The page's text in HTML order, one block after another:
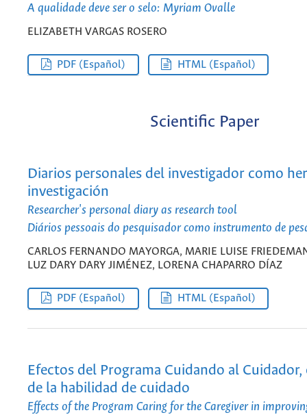
A qualidade deve ser o selo: Myriam Ovalle
ELIZABETH VARGAS ROSERO
PDF (Español) HTML (Español)
Scientific Paper
Diarios personales del investigador como
investigación
Researcher's personal diary as research tool
Diários pessoais do pesquisador como instrumento de
CARLOS FERNANDO MAYORGA, MARIE LUISE
LUZ DARY DARY JIMÉNEZ, LORENA CHAPARRO DÍAZ
PDF (Español) HTML (Español)
Efectos del Programa Cuidando al Cuidador,
de la habilidad de cuidado
Effects of the Program Caring for the Caregiver in